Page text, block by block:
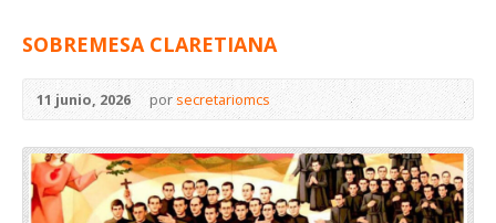
SOBREMESA CLARETIANA
11 junio, 2026 porsecretariomcs